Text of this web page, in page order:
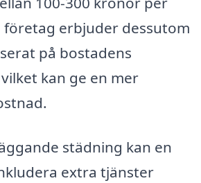
erbjuder dessutom
på bostadens
kan ge en mer
städning kan en
extra tjänster